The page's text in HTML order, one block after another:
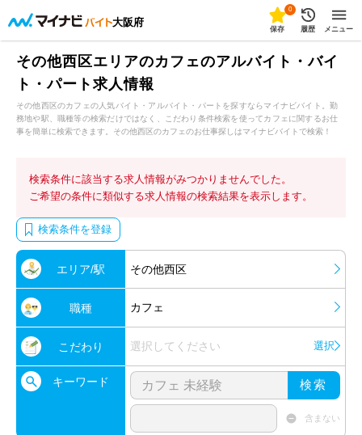
大阪府
0
保存 履歴 メニュー
その他西区エリアのカフェのアルバイト・バイ
ト・パート求人情報
その他西区のカフェの人気バイト・アルバイト・パートを探すならマイナビバイト。勤
務地や駅、職種等の検索だけではなく、こだわり条件検索を使ってカフェに関するお仕
事を簡単に検索できます。その他西区のカフェのお仕事探しはマイナビバイトで検索！
検索条件に該当する求人情報がみつかりませんでした。
ご希望の条件に類似する求人情報の検索結果を表示します。
検索条件を登録
エリア/駅 その他西区
職種 カフェ
こだわり 選択してください 選択
キーワード 検索
含まない